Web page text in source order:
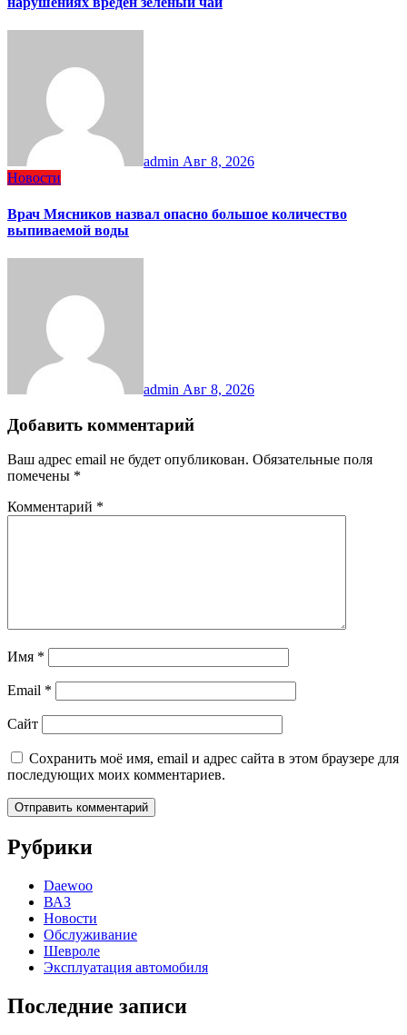
admin Авг 8, 2026
Новости
Врач Мясников назвал опасно большое количество
выпиваемой воды
admin Авг 8, 2026
Добавить комментарий
Ваш адрес email не будет опубликован. Обязательные поля
помечены *
Комментарий *
Имя *
Email *
Сайт
Сохранить моё имя, email и адрес сайта в этом браузере для
последующих моих комментариев.
Рубрики
Daewoo
ВАЗ
Новости
Обслуживание
Шевроле
Эксплуатация автомобиля
Последние записи